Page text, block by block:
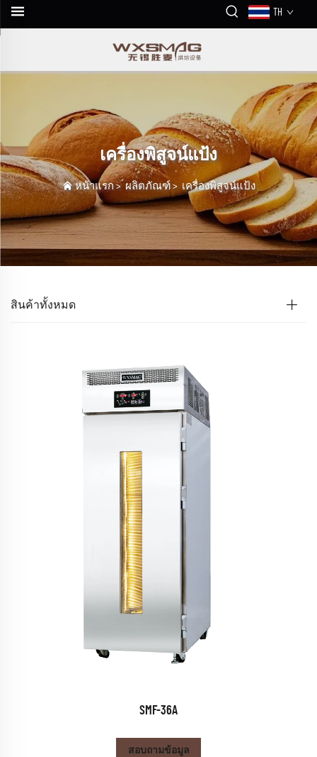
TH
เครื่องพิสูจน์แป้ง
หน้าแรก>ผลิตภัณฑ์> เครื่องพิสูจน์แป้ง
สินค้าทั้งหมด
SMF-36A
สอบถามข้อมูล